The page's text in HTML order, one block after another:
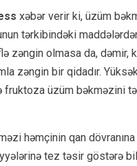
xəbər verir ki, üzüm
tərkibindəki
zəngin olmasa da, dəmir,
zəngin bir qidadır.
fruktoza üzüm bəkməzini
həmçinin qan
tez təsir göstərə